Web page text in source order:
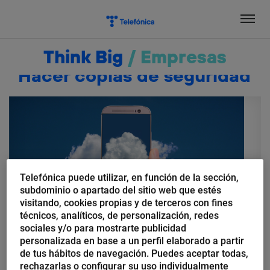
Think Big / Empresas
Hacer copias de seguridad
José María López
Copias de seguridad para pymes
Telefónica puede utilizar, en función de la sección,
subdominio o apartado del sitio web que estés
visitando, cookies propias y de terceros con fines
técnicos, analíticos, de personalización, redes
sociales y/o para mostrarte publicidad
personalizada en base a un perfil elaborado a partir
de tus hábitos de navegación. Puedes aceptar todas,
rechazarlas o configurar su uso individualmente